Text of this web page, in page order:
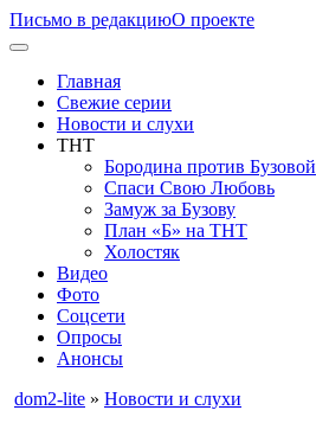
Письмо в редакциюО проекте
Главная
Свежие серии
Новости и слухи
ТНТ
Бородина против Бузовой
Спаси Свою Любовь
Замуж за Бузову
План «Б» на ТНТ
Холостяк
Видео
Фото
Соцсети
Опросы
Анонсы
dom2-lite » Новости и слухи